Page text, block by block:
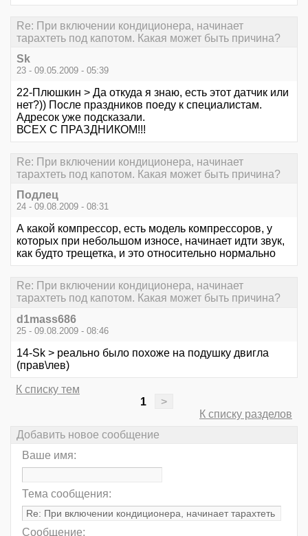
Re: При включении кондиционера, начинает
тарахтеть под капотом. Какая может быть причина?
Sk
23 - 09.05.2009 - 05:39
22-Плюшкин > Да откуда я знаю, есть этот датчик или
нет?)) После праздников поеду к специалистам.
Адресок уже подсказали.
ВСЕХ С ПРАЗДНИКОМ!!!
Re: При включении кондиционера, начинает
тарахтеть под капотом. Какая может быть причина?
Подлец
24 - 09.08.2009 - 08:31
А какой компрессор, есть модель компрессоров, у
которых при небольшом износе, начинает идти звук,
как будто трещетка, и это относительно нормально
Re: При включении кондиционера, начинает
тарахтеть под капотом. Какая может быть причина?
d1mass686
25 - 09.08.2009 - 08:46
14-Sk > реально было похоже на подушку двигла
(прав\лев)
К списку тем
1
>
К списку разделов
Добавить новое сообщение
Ваше имя:
Тема сообщения:
Сообщение: